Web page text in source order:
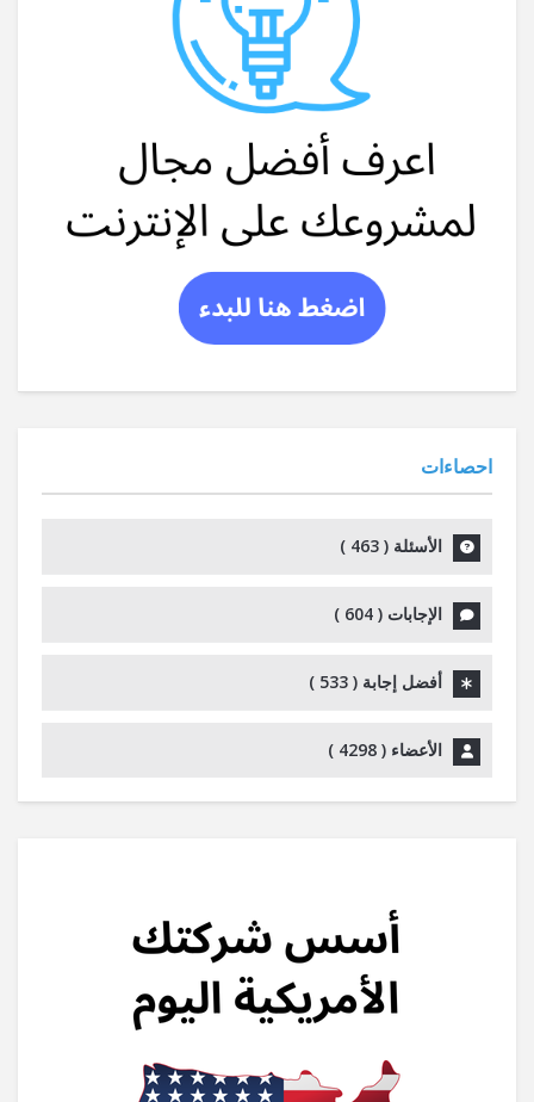
احصاءات
الأسئلة ( 463
)
الإجابات ( 604
)
أفضل إجابة ( 533
)
الأعضاء ( 4298
)